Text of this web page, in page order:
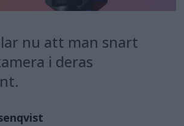
nu att man snart
i deras